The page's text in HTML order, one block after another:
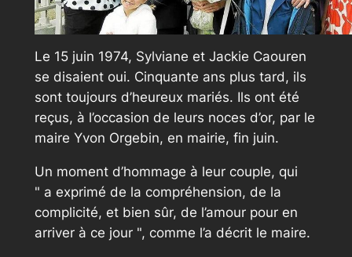
Le 15 juin 1974, Sylviane et Jackie Caouren
se disaient oui. Cinquante ans plus tard, ils
sont toujours d’heureux mariés. Ils ont été
reçus, à l’occasion de leurs noces d’or, par le
maire Yvon Orgebin, en mairie, fin juin.
Un moment d’hommage à leur couple, qui
a exprimé de la compréhension, de la
complicité, et bien sûr, de l’amour pour en
arriver à ce jour , comme l’a décrit le maire.